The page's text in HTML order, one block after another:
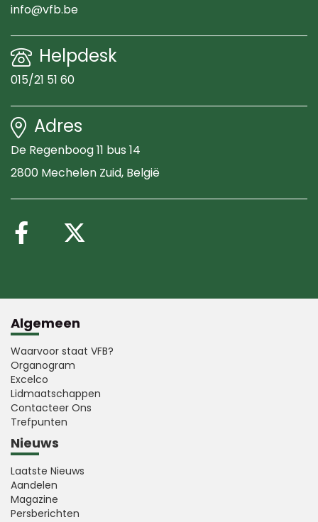
info@vfb.be
Helpdesk
015/21 51 60
Adres
De Regenboog 11 bus 14
2800 Mechelen Zuid, België
Volg ons op Facebook
Algemeen
Waarvoor staat VFB?
Organogram
Excelco
Lidmaatschappen
Contacteer Ons
Trefpunten
Nieuws
Laatste Nieuws
Aandelen
Magazine
Persberichten